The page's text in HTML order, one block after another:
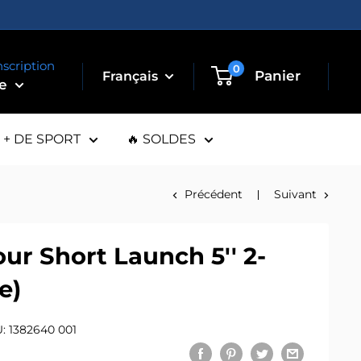
0 Panier
+ DE SPORT 🔥 SOLDES
Précédent Suivant
Short Launch 5'' 2-
1382640 001